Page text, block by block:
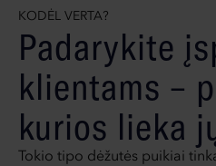
KODĖL VERTA?
Padarykite
klientams –
kurios lieka
Tokio tipo dėžutės puikiai